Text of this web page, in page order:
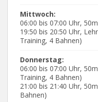
Mittwoch:
06:00 bis 07:00 Uhr,
19:50 bis 20:50 Uhr,
Training, 4 Bahnen)
Donnerstag:
06:00 bis 07:00 Uhr,
Training, 4 Bahnen)
21:00 bis 21:40 Uhr,
Bahnen)